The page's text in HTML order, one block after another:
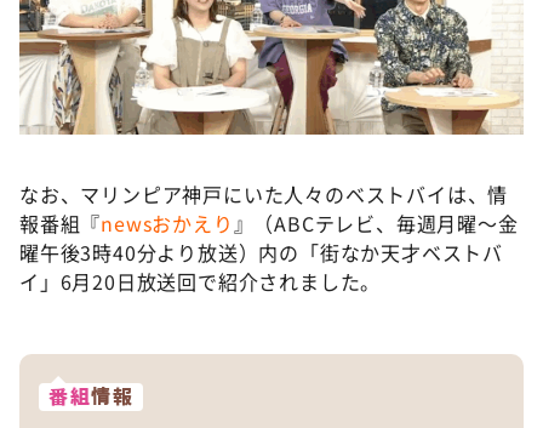
なお、マリンピア神戸にいた人々のベストバイは、情
報番組『newsおかえり』（ABCテレビ、毎週月曜～金
曜午後3時40分より放送）内の「街なか天才ベストバ
イ」6月20日放送回で紹介されました。
番組情報